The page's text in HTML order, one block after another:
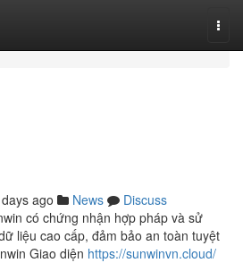
ago News
Discuss
có chứng nhận hợp pháp và sử
liệu cao cấp, đảm bảo an toàn tuyệt
Giao diện https://sunwinvn.cloud/